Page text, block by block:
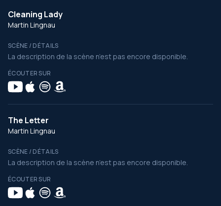
Cleaning Lady
Martin Lingnau
SCÈNE / DÉTAILS
La description de la scène n’est pas encore disponible.
ÉCOUTER SUR
The Letter
Martin Lingnau
SCÈNE / DÉTAILS
La description de la scène n’est pas encore disponible.
ÉCOUTER SUR